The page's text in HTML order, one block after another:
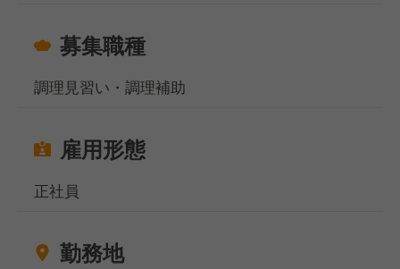
募集職種
調理見習い・調理補助
雇用形態
正社員
勤務地